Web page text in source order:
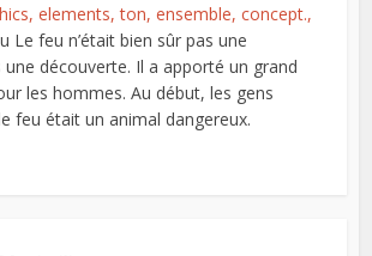
elements, ton, ensemble, concept.,
Le feu n’était bien sûr pas une
découverte. Il a apporté un grand
les hommes. Au début, les gens
feu était un animal dangereux.